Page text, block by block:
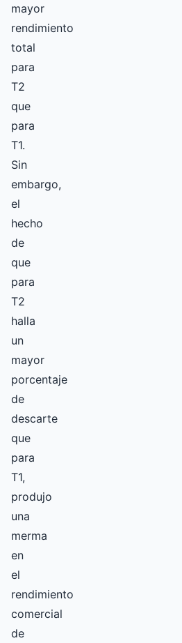
mayor
rendimiento
total
para
T2
que
para
T1.
Sin
embargo,
el
hecho
de
que
para
T2
halla
un
mayor
porcentaje
de
descarte
que
para
T1,
produjo
una
merma
en
el
rendimiento
comercial
de